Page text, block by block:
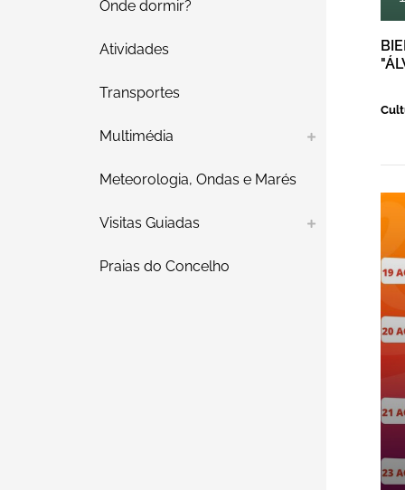
Onde dormir?
Atividades
Transportes
Multimédia
Meteorologia, Ondas e Marés
Visitas Guiadas
Praias do Concelho